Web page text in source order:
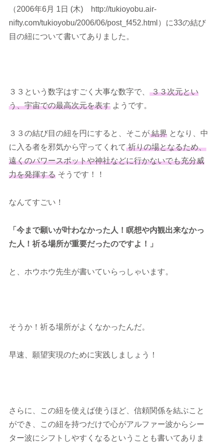
（2006年6月 1日 (木) http://tukioyobu.air-
nifty.com/tukioyobu/2006/06/post_f452.html）に33の結び
目の紐について書いてありました。
３３という数字はすごく大事な数字で、３３次元とい
う、宇宙での最高次元を表す ようです。
３３の結び目の紐を円にすると、そこが結界 となり、中
に入る者を邪気から守ってくれて祈りの場となるため、
遠くのパワースポットや神社などに行かないでも充分威
力を発揮する そうです！！
なんてすごい！
「今まで願いが叶わなかった人！瞑想や内観出来なかっ
た人！祈る場所が重要だったのですよ！」
と、ホウホウ先生が書いていらっしゃいます。
そうか！祈る場所がよくなかったんだ。
早速、願望実現のために実践しましょう！
さらに、この紐を使えば使うほど、信頼関係を結ぶこと
ができ、この紐を持つだけで心がアルファー波からシー
ター波にシフトしやすくなるということも書いてありま